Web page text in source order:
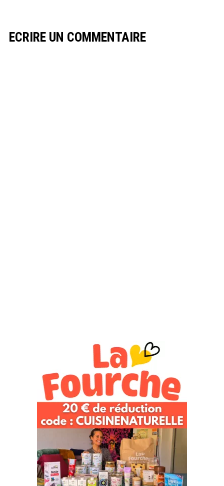
ECRIRE UN COMMENTAIRE